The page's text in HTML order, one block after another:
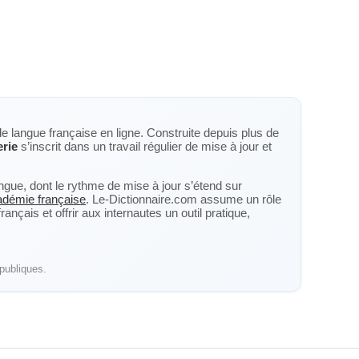
langue française en ligne. Construite depuis plus de
s’inscrit dans un travail régulier de mise à jour et
dont le rythme de mise à jour s’étend sur
française. Le-Dictionnaire.com assume un rôle
et offrir aux internautes un outil pratique,